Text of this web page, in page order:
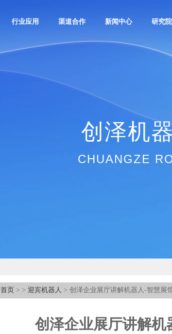
行业应用 渠道合作 新闻中心 研究院
创泽机
CHUANGZE
首页 > > 迎宾机器人 > 创泽企业展厅讲解机器人-智慧展
创泽企业展厅讲解